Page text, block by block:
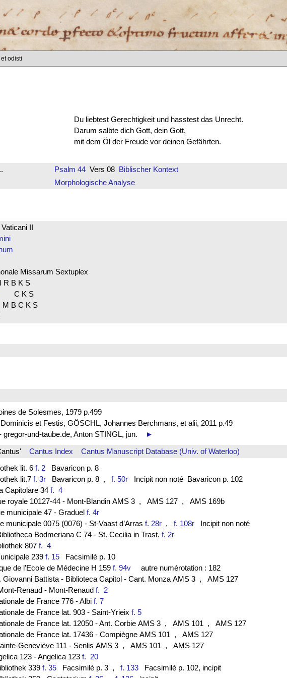
odisti
Du liebtest Gerechtigkeit und hasstest das Unrecht.
Darum salbte dich Gott, dein Gott,
mit dem Öl der Freude vor deinen Gefährten.
Psalm 44Vers 08 Biblischer Kontext
Morphologische Analyse
II
Missarum Sextuplex
B K S
C K S
B C K S
de Solesmes, 1979 p.499
et Festis, GÖSCHL, Johannes Berchmans, et alii, 2011 p.49
und-taube.de, Anton STINGL, jun.
►
Cantus Index
Cantus Manuscript Database (Univ. of Waterloo)
lit. 6 f. 2Bavaricon p. 8
lit.7 f. 3rBavaricon p. 8, f. 50rIncipit non noté Bavaricon p. 102
Capitolare 34 f. 4
royale 10127-44 - Mont-Blandin AMS 3, AMS 127, AMS 169b
municipale 47 - Graduel f. 4r
municipale 0075 (0076) - St-Vaast d’Arras f. 28r, f. 108rIncipit non noté
Bodmeriana C 74 - St. Cecilia in Trast. f. 2r
807 f. 4
239 f. 15Facsimilé p. 10
de l’Ecole de Médecine H 159 f. 94vautre numérotation : 182
Giovanni Battista - Biblioteca Capitol - Cant. Monza AMS 3, AMS 127
Renaud - Mont-Renaud f. 2
de France 776 - Albi f. 7
de France lat. 903 - Saint-Yrieix f. 5
de France lat. 12050 - Ant. Corbie AMS 3, AMS 101 , AMS 127
de France lat. 17436 - Compiègne AMS 101 , AMS 127
Geneviève 111 - Senlis AMS 3, AMS 101 , AMS 127
123 - Angelica 123 f. 20
339 f. 35Facsimilé p. 3, f. 133Facsimilé p. 102, incipit